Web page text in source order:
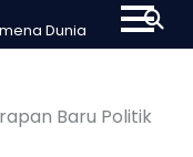
Dunia
Baru Politik